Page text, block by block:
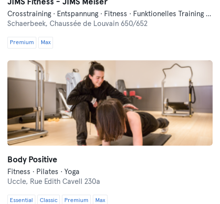
JIMS Fitness - JIMS Meiser
Crosstraining · Entspannung · Fitness · Funktionelles Training · Indoorcycling · Pilates
Schaerbeek, Chaussée de Louvain 650/652
Premium Max
Body Positive
Fitness · Pilates · Yoga
Uccle, Rue Edith Cavell 230a
Essential Classic Premium Max